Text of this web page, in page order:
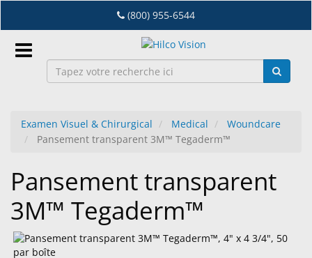
au
contenu
principal
(800) 955-6544
Connexion
FR
Dry
Eye
Lab
&
Distribution
Examen Visuel & Chirurgical Medical
Woundcare
Pansement transparent 3M™ Tegaderm™
Pansement transparent
3M™ Tegaderm™